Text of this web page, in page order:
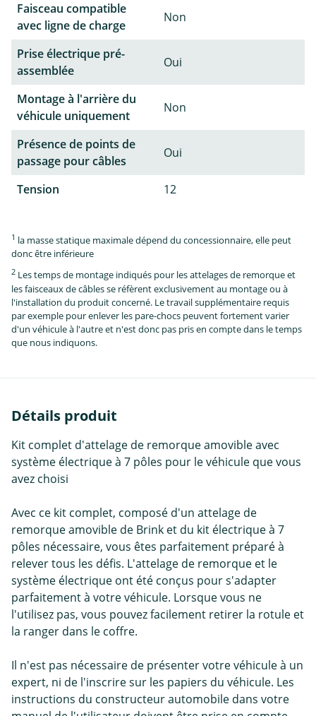
Faisceau compatible
avec ligne de charge
Non
Prise électrique pré-
assemblée
Oui
Montage à l'arrière du
véhicule uniquement
Non
Présence de points de
passage pour câbles
Oui
Tension 12
1 la masse statique maximale dépend du concessionnaire, elle peut
donc être inférieure
2 Les temps de montage indiqués pour les attelages de remorque et
les faisceaux de câbles se réfèrent exclusivement au montage ou à
l'installation du produit concerné. Le travail supplémentaire requis
par exemple pour enlever les pare-chocs peuvent fortement varier
d'un véhicule à l'autre et n'est donc pas pris en compte dans le temps
que nous indiquons.
Détails produit
Kit complet d'attelage de remorque amovible avec
système électrique à 7 pôles pour le véhicule que vous
avez choisi
Avec ce kit complet, composé d'un attelage de
remorque amovible de Brink et du kit électrique à 7
pôles nécessaire, vous êtes parfaitement préparé à
relever tous les défis. L'attelage de remorque et le
système électrique ont été conçus pour s'adapter
parfaitement à votre véhicule. Lorsque vous ne
l'utilisez pas, vous pouvez facilement retirer la rotule et
la ranger dans le coffre.
Il n'est pas nécessaire de présenter votre véhicule à un
expert, ni de l'inscrire sur les papiers du véhicule. Les
instructions du constructeur automobile dans votre